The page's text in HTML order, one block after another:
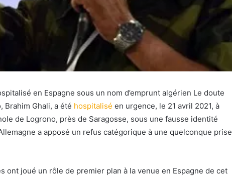
en Espagne sous un nom d’emprunt algérien Le doute
Brahim Ghali, a été hospitalisé en urgence, le 21 avril 2021, à
de Logrono, près de Saragosse, sous une fausse identité
a apposé un refus catégorique à une quelconque prise
ont joué un rôle de premier plan à la venue en Espagne de cet